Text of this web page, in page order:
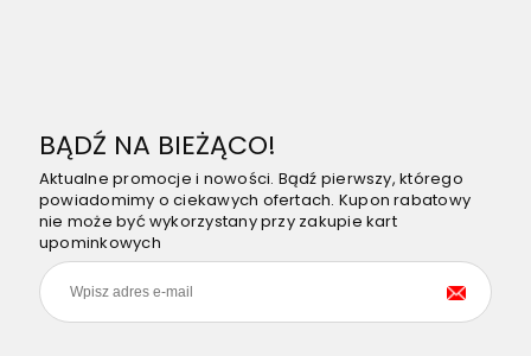
BĄDŹ NA BIEŻĄCO!
Aktualne promocje i nowości. Bądź pierwszy, którego
powiadomimy o ciekawych ofertach. Kupon rabatowy
nie może być wykorzystany przy zakupie kart
upominkowych